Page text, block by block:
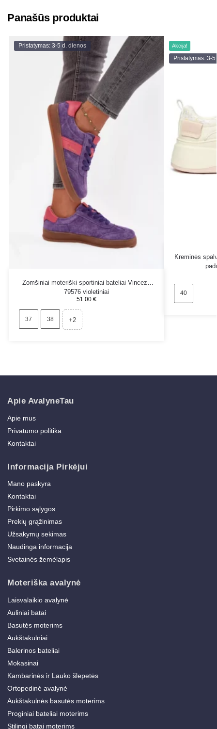
Panašūs produktai
Pristatymas: 3-5 d. dienos
Zomšiniai moteriški sportiniai bateliai Vinceza
79576 violetiniai
51.00€
37 38 +2
Akcija!
Pristatymas: 3-
Kreminės
40
Apie AvalyneTau
Apie mus
Privatumo politika
Kontaktai
Informacija Pirkėjui
Mano paskyra
Kontaktai
Pirkimo sąlygos
Prekių grąžinimas
Užsakymų sekimas
Naudinga informacija
Svetainės žemėlapis
Moteriška avalynė
Laisvalaikio avalynė
Auliniai batai
Basutės moterims
Aukštakulniai
Balerinos bateliai
Mokasinai
Kambarinės ir Lauko šlepetės
Ortopedinė avalynė
Aukštakulnės basutės moterims
Proginiai bateliai moterims
Stilingi batai moterims